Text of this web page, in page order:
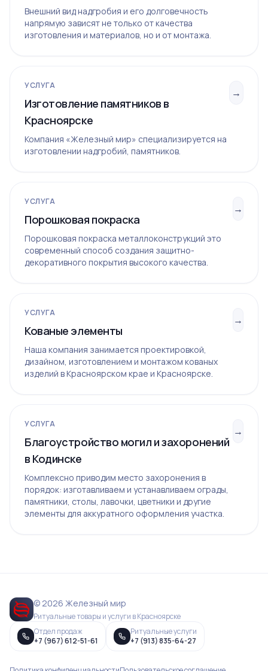
Внешний вид надгробия и его долговечность
напрямую зависят не только от качества
изготовления и материалов, но и от монтажа.
УСЛУГА
Изготовление памятников в
Красноярске
Компания «Железный мир» специализируется на
изготовлении надгробий, памятников.
→
УСЛУГА
Порошковая покраска
Порошковая покраска металлоконструкций это
современный способ создания защитно-
декоративного покрытия высокого качества.
→
УСЛУГА
Кованые элементы
Наша компания занимается проектировкой,
дизайном, изготовлением и монтажом кованых
изделий в Красноярском крае и Красноярске.
→
УСЛУГА
Благоустройство могил и захоронений
в Кодинске
Комплексно приводим место захоронения в
порядок: изготавливаем и устанавливаем ограды,
памятники, столы, лавочки, цветники и другие
элементы для аккуратного оформления участка.
→
© 2026 Железный мир
Ритуальные товары и услуги в Красноярске
Отдел продаж
+7 (967) 612-51-61
Ритуальные услуги
+7 (913) 835-64-27